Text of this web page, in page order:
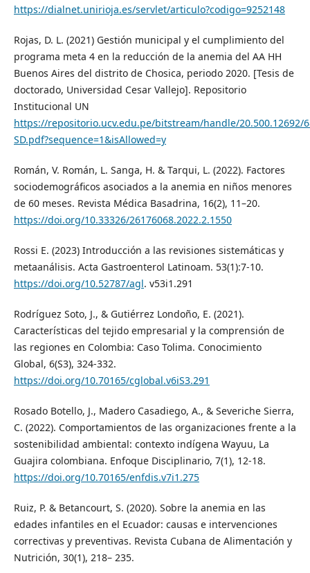
https://dialnet.unirioja.es/servlet/articulo?codigo=9252148
Rojas, D. L. (2021) Gestión municipal y el cumplimiento del
programa meta 4 en la reducción de la anemia del AA HH
Buenos Aires del distrito de Chosica, periodo 2020. [Tesis de
doctorado, Universidad Cesar Vallejo]. Repositorio
Institucional UN
https://repositorio.ucv.edu.pe/bitstream/handle/20.500.12692/
SD.pdf?sequence=1&isAllowed=y
Román, V. Román, L. Sanga, H. & Tarqui, L. (2022). Factores
sociodemográficos asociados a la anemia en niños menores
de 60 meses. Revista Médica Basadrina, 16(2), 11–20.
https://doi.org/10.33326/26176068.2022.2.1550
Rossi E. (2023) Introducción a las revisiones sistemáticas y
metaanálisis. Acta Gastroenterol Latinoam. 53(1):7-10.
https://doi.org/10.52787/agl. v53i1.291
Rodríguez Soto, J., & Gutiérrez Londoño, E. (2021).
Características del tejido empresarial y la comprensión de
las regiones en Colombia: Caso Tolima. Conocimiento
Global, 6(S3), 324-332.
https://doi.org/10.70165/cglobal.v6iS3.291
Rosado Botello, J., Madero Casadiego, A., & Severiche Sierra,
C. (2022). Comportamientos de las organizaciones frente a la
sostenibilidad ambiental: contexto indígena Wayuu, La
Guajira colombiana. Enfoque Disciplinario, 7(1), 12-18.
https://doi.org/10.70165/enfdis.v7i1.275
Ruiz, P. & Betancourt, S. (2020). Sobre la anemia en las
edades infantiles en el Ecuador: causas e intervenciones
correctivas y preventivas. Revista Cubana de Alimentación y
Nutrición, 30(1), 218– 235.